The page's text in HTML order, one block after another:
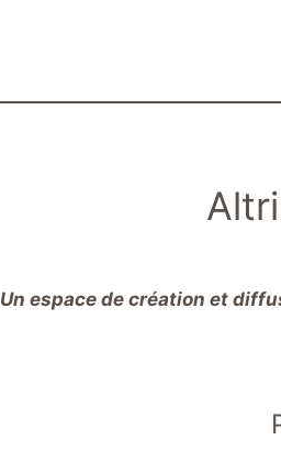
Un espace de création et